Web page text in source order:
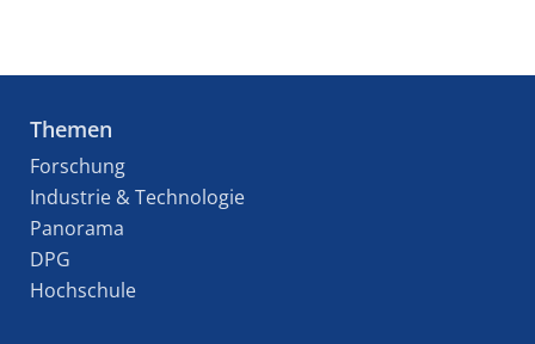
Themen
Forschung
Industrie & Technologie
Panorama
DPG
Hochschule